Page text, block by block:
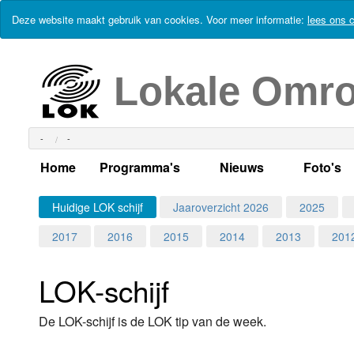
Deze website maakt gebruik van cookies. Voor meer informatie: lees ons
Lokale
- -
Home Programma's
Alle dagen
Weekschema
Alle programma's
Nieuws
Actueel Lokaal
LOK nieuws
Foto's
Huidige LOK schijf Jaaroverzicht 2026 2025
2017
2016 2015 2014 2013
LOK-schijf
De LOK-schijf is de LOK tip van de week.